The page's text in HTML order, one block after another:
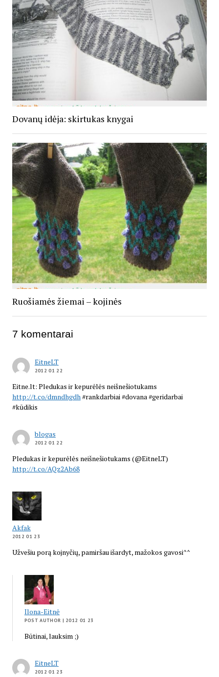
Dovanų idėja: skirtukas knygai
Ruošiamės žiemai – kojinės
7 komentarai
EitneLT
2012 01 22
Eitne.lt: Pledukas ir kepurėlės neišnešiotukams
http://t.co/dmndhgdh#rankdarbiai #dovana #geridarbai
#kūdikis
blogas
2012 01 22
Pledukas ir kepurėlės neišnešiotukams (@EitneLT)
http://t.co/AQz2Ab68
Akfak
2012 01 23
Užvešiu porą kojnyčių, pamiršau išardyt, mažokos gavosi^^
Ilona-Eitnė
POST AUTHOR | 2012 01 23
Būtinai, lauksim ;)
EitneLT
2012 01 23